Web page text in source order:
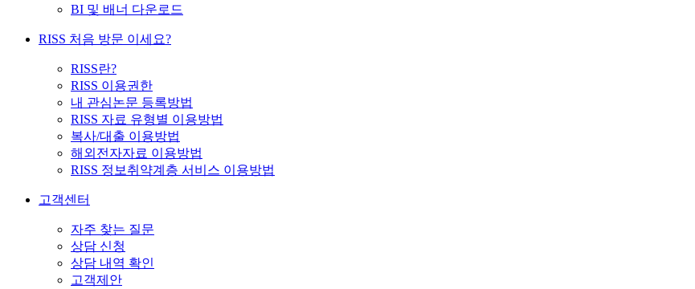
BI 및 배너 다운로드
RISS 처음 방문 이세요?
RISS란?
RISS 이용권한
내 관심논문 등록방법
RISS 자료 유형별 이용방법
복사/대출 이용방법
해외전자자료 이용방법
RISS 정보취약계층 서비스 이용방법
고객센터
자주 찾는 질문
상담 신청
상담 내역 확인
고객제안